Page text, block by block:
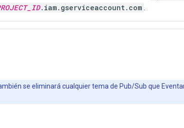
.iam.gserviceaccount.com .
se eliminará cualquier tema de Pub/Sub que